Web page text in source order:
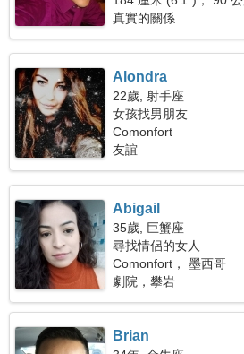
真實的關係
Alondra
22歲, 射手座
女孩找男朋友
Comonfort
友誼
Abigail
35歲, 巨蟹座
尋找情侶的女人
Comonfort， 墨西哥
劇院，攀岩
Brian